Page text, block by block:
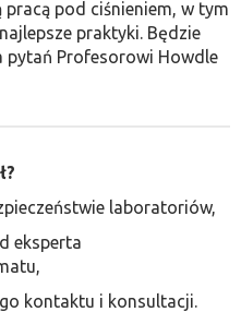
pracą pod ciśnieniem, w tym
praktyki. Będzie
pytań Profesorowi Howdle
laboratoriów,
eksperta
kontaktu i konsultacji.